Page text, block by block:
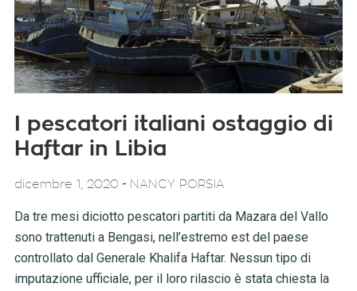
I pescatori italiani ostaggio di
Haftar in Libia
dicembre 1, 2020- NANCY PORSIA
Da tre mesi diciotto pescatori partiti da Mazara del Vallo
sono trattenuti a Bengasi, nell’estremo est del paese
controllato dal Generale Khalifa Haftar. Nessun tipo di
imputazione ufficiale, per il loro rilascio è stata chiesta la